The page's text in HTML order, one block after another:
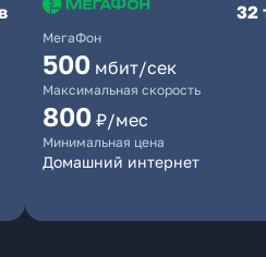
МегаФон
32
500 мбит/сек
Максимальная скорость
800 ₽/мес
Минимальная цена
Домашний интернет